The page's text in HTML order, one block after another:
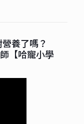
養了嗎？
【哈寵小學